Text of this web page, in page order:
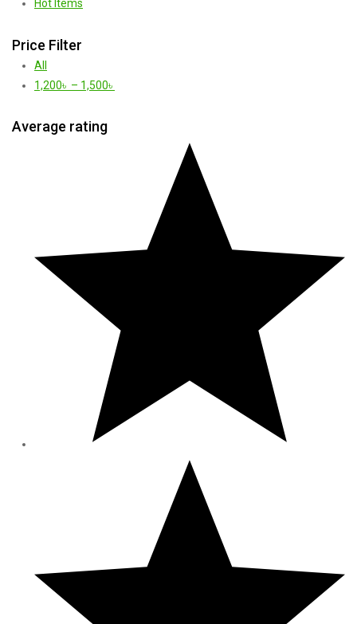
Hot Items
Price Filter
All
1,200৳ – 1,500৳
Average rating